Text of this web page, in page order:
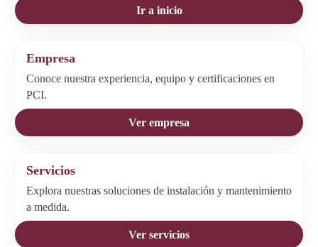
Ir a inicio
Empresa
Conoce nuestra experiencia, equipo y certificaciones en
PCI.
Ver empresa
Servicios
Explora nuestras soluciones de instalación y mantenimiento
a medida.
Ver servicios